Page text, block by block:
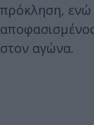
πρόκληση, ενώ
στον αγώνα.